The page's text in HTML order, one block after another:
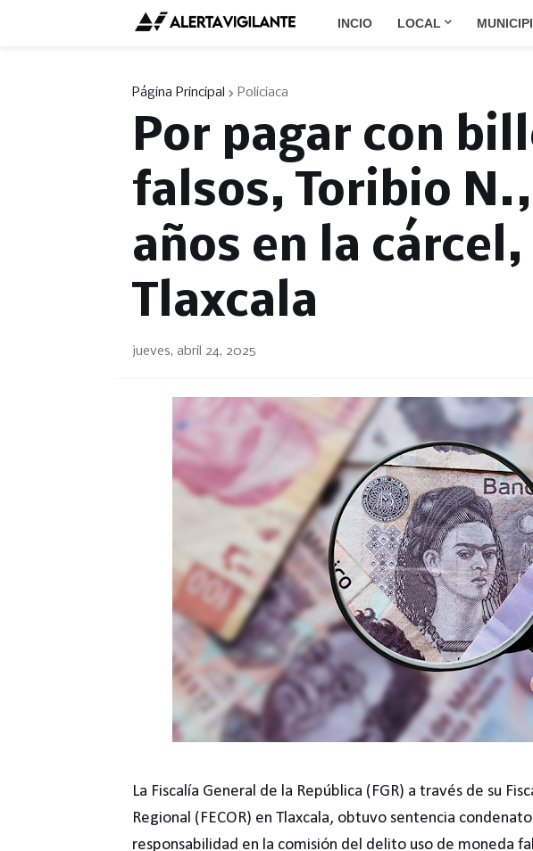
INCIO LOCAL
Página Principal Policiaca
Por pagar con
falsos, Toribio
años en la cárcel,
Tlaxcala
jueves, abril 24, 2025
La Fiscalía General de la República (FGR) a través de su
Regional (FECOR) en Tlaxcala, obtuvo sentencia
responsabilidad en la comisión del delito uso de moneda